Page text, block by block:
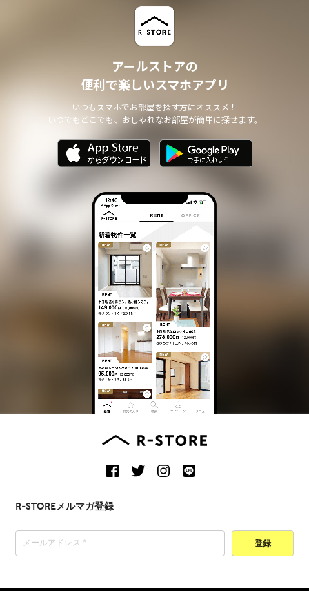
アールストアの
便利で楽しいスマホアプリ
いつもスマホでお部屋を探す方にオススメ！
いつでもどこでも、おしゃれなお部屋が簡単に探せます。
R-STOREメルマガ登録
登録